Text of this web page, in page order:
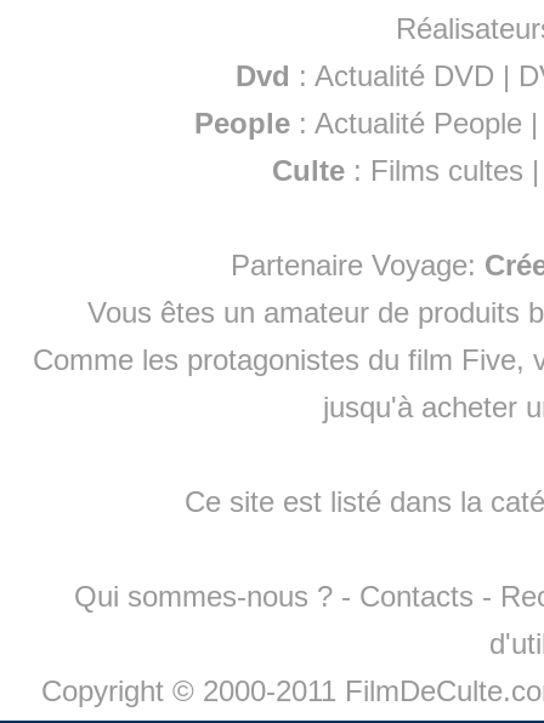
Dvd : Actualité DVD |
People :Actualité People
Culte : Films cultes
Partenaire Voyage:
Vous êtes un amateur de produits
Comme les protagonistes du film Five,
jusqu'à acheter
Ce site est listé dans la
Qui sommes-nous ? - Contacts -
Copyright © 2000-2011